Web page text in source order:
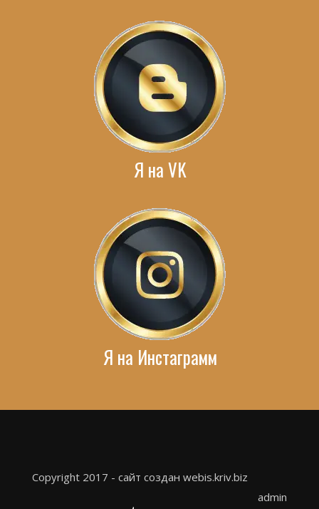
Я на VK
Я на Инстаграмм
Copyright 2017 - сайт создан webis.kriv.biz
admin